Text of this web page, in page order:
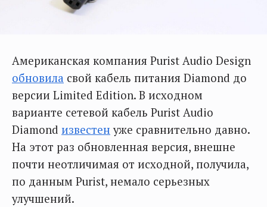
Американская компания Purist Audio Design
обновила свой кабель питания Diamond до
версии Limited Edition. В исходном
варианте сетевой кабель Purist Audio
Diamond известен уже сравнительно давно.
На этот раз обновленная версия, внешне
почти неотличимая от исходной, получила,
по данным Purist, немало серьезных
улучшений.